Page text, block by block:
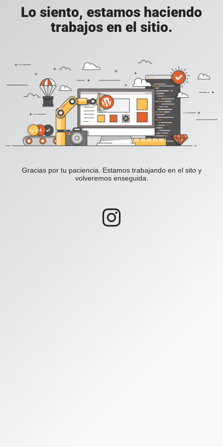
Lo siento, estamos haciendo
trabajos en el sitio.
Gracias por tu paciencia. Estamos trabajando en el sito y
volveremos enseguida.